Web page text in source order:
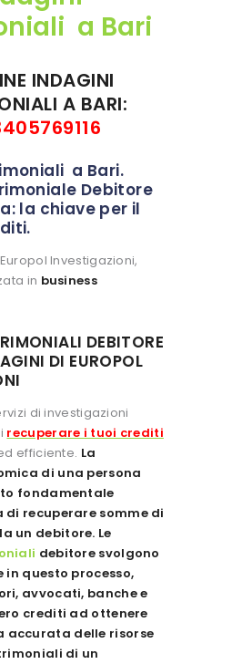
a Bari
INDAGINI
A BARI:
a Bari.
Debitore
la chiave per il
Investigazioni,
in business
DEBITORE
DI EUROPOL
di investigazioni
recuperare i tuoi crediti
efficiente. La
di una persona
fondamentale
recuperare somme di
un debitore. Le
debitore svolgono
in questo processo,
avvocati, banche e
crediti ad ottenere
accurata delle risorse
di un